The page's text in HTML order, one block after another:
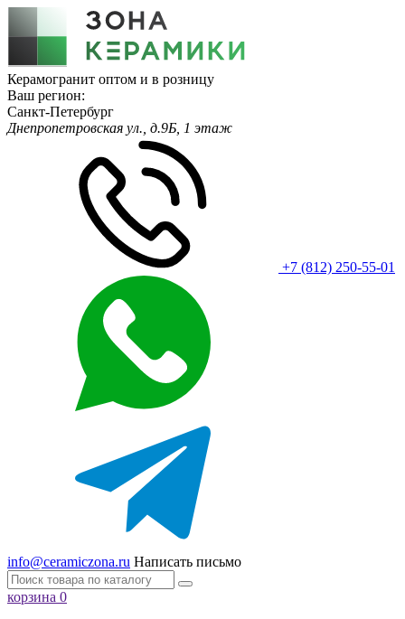
Керамогранит оптом и в розницу
Ваш регион:
Санкт-Петербург
Днепропетровская ул., д.9Б, 1 этаж
+7 (812) 250-55-01
info@ceramiczona.ru Написать письмо
корзина 0